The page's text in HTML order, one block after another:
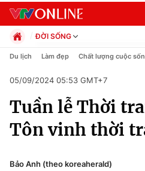
Chuyên mục
Chính trị
ĐỜI SỐNG
Chính trị
Pháp luật
Kinh tế
Thể thao
Truyền hình
Y tế
Du lịch Làm đẹp Chất lượng cuộc
05/09/2024 05:53 GMT+7
Tuần lễ Thời
Tôn vinh thời
Bảo Anh (theo koreaherald)